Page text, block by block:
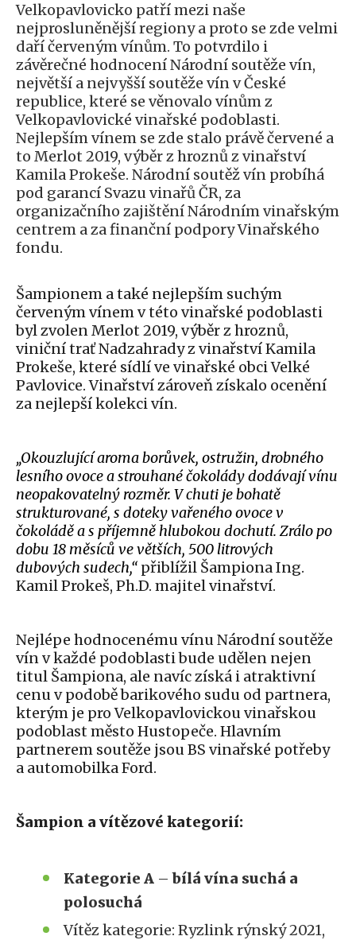
Velkopavlovicko patří mezi naše
nejprosluněnější regiony a proto se zde velmi
daří červeným vínům. To potvrdilo i
závěrečné hodnocení Národní soutěže vín,
největší a nejvyšší soutěže vín v České
republice, které se věnovalo vínům z
Velkopavlovické vinařské podoblasti.
Nejlepším vínem se zde stalo právě červené a
to Merlot 2019, výběr z hroznů z vinařství
Kamila Prokeše. Národní soutěž vín probíhá
pod garancí Svazu vinařů ČR, za
organizačního zajištění Národním vinařským
centrem a za finanční podpory Vinařského
fondu.
Šampionem a také nejlepším suchým
červeným vínem v této vinařské podoblasti
byl zvolen Merlot 2019, výběr z hroznů,
viniční trať Nadzahrady z vinařství Kamila
Prokeše, které sídlí ve vinařské obci Velké
Pavlovice. Vinařství zároveň získalo ocenění
za nejlepší kolekci vín.
„Okouzlující aroma borůvek, ostružin, drobného
lesního ovoce a strouhané čokolády dodávají vínu
neopakovatelný rozměr. V chuti je bohatě
strukturované, s doteky vařeného ovoce v
čokoládě a s příjemně hlubokou dochutí. Zrálo po
dobu 18 měsíců ve větších, 500 litrových
dubových sudech,“přiblížil Šampiona Ing.
Kamil Prokeš, Ph.D. majitel vinařství.
Nejlépe hodnocenému vínu Národní soutěže
vín v každé podoblasti bude udělen nejen
titul Šampiona, ale navíc získá i atraktivní
cenu v podobě barikového sudu od partnera,
kterým je pro Velkopavlovickou vinařskou
podoblast město Hustopeče. Hlavním
partnerem soutěže jsou BS vinařské potřeby
a automobilka Ford.
Šampion a vítězové kategorií:
Kategorie A – bílá vína suchá a
polosuchá
Vítěz kategorie: Ryzlink rýnský 2021,